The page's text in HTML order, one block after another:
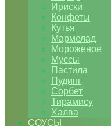
Ириски
Конфеты
Кутья
Мармелад
Мороженое
Муссы
Пастила
Пудинг
Сорбет
Тирамису
Халва
СОУСЫ